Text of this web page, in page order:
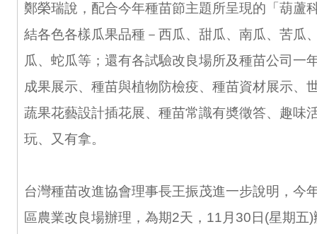
鄭榮瑞說，配合今年種苗節主題所呈現的「葫蘆
結各色各樣瓜果品種－西瓜、甜瓜、南瓜、苦瓜
瓜、蛇瓜等；還有各試驗改良場所及種苗公司一
成果展示、種苗與植物防檢疫、種苗資材展示、
蔬果花藝設計插花展、種苗常識有奬徵答、趣味
玩、又有拿。
台灣種苗改進協會理事長王振茂進一步說明，今
區農業改良場辦理，為期2天，11月30日(星期五